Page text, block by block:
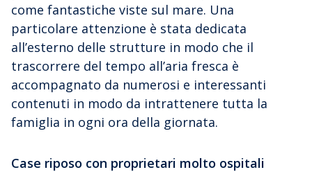
come fantastiche viste sul mare. Una
particolare attenzione è stata dedicata
all’esterno delle strutture in modo che il
trascorrere del tempo all’aria fresca è
accompagnato da numerosi e interessanti
contenuti in modo da intrattenere tutta la
famiglia in ogni ora della giornata.
Case riposo con proprietari molto ospitali